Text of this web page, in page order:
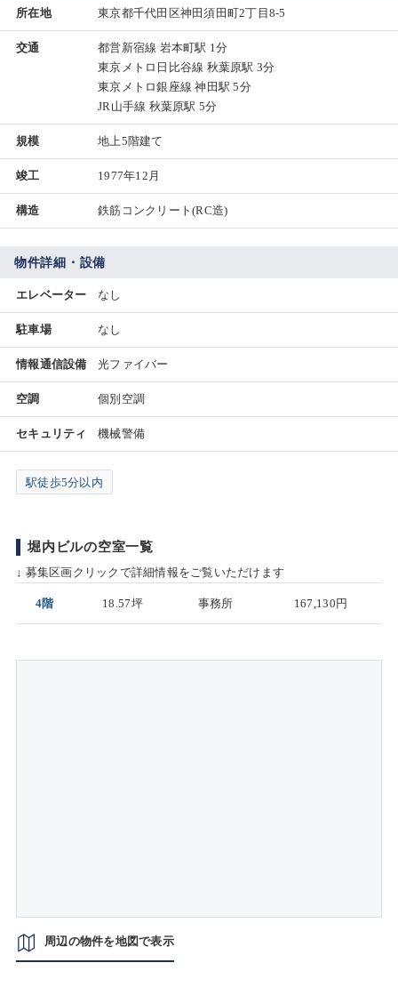
所在地 東京都千代田区神田須田町2丁目8-5
交通
都営新宿線 岩本町駅 1分
東京メトロ日比谷線 秋葉原駅 3分
東京メトロ銀座線 神田駅 5分
JR山手線 秋葉原駅 5分
規模 地上5階建て
竣工 1977年12月
構造 鉄筋コンクリート(RC造)
物件詳細・設備
エレベーター なし
駐車場 なし
情報通信設備 光ファイバー
空調 個別空調
セキュリティ 機械警備
駅徒歩5分以内
堀内ビルの空室一覧
↓ 募集区画クリックで詳細情報をご覧いただけます
4階 18.57坪 事務所 167,130円
周辺の物件を地図で表示